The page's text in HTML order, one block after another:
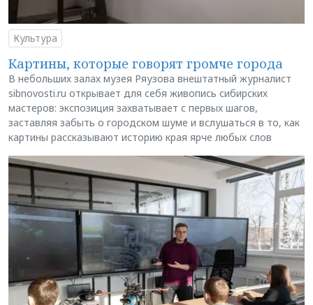
Культура
Картины, которые говорят громче города
В небольших залах музея Ряузова внештатный журналист
sibnovosti.ru открывает для себя живопись сибирских
мастеров: экспозиция захватывает с первых шагов,
заставляя забыть о городском шуме и вслушаться в то, как
картины рассказывают историю края ярче любых слов